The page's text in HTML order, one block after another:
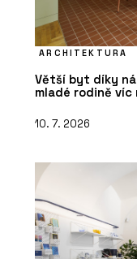
ARCHITEKTURA
Větší byt díky
mladé rodině víc
10. 7. 2026